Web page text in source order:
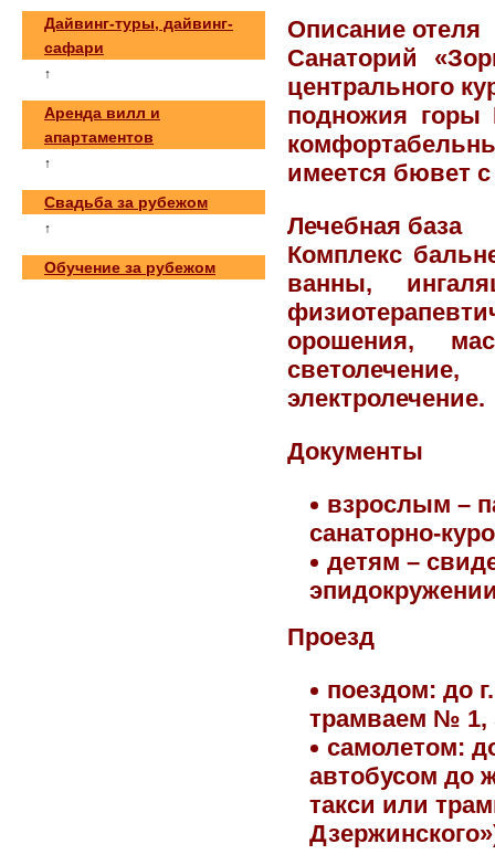
Описание отеля
Санаторий
центрального
подножия
имеется бювет
Лечебная база
Комплекс
ванны,
орошения,
электролечение.
Документы
взрослым –
санаторно-
детям –
Проезд
поездом: до
трамваем № 1,
самолетом:
автобусом до
такси или
Дайвинг-туры, дайвинг-
сафари
↑
Аренда вилл и
апартаментов
↑
Свадьба за рубежом
↑
Обучение за рубежом